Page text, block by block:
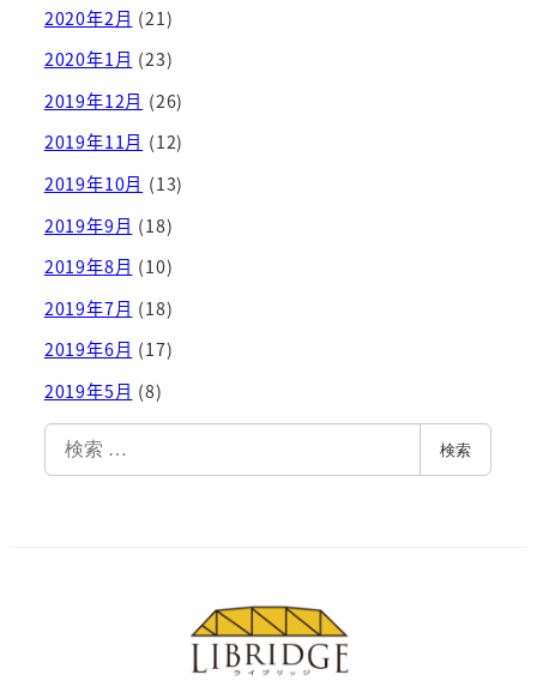
2020年2月 (21)
2020年1月 (23)
2019年12月 (26)
2019年11月 (12)
2019年10月 (13)
2019年9月 (18)
2019年8月 (10)
2019年7月 (18)
2019年6月 (17)
2019年5月 (8)
索
検索